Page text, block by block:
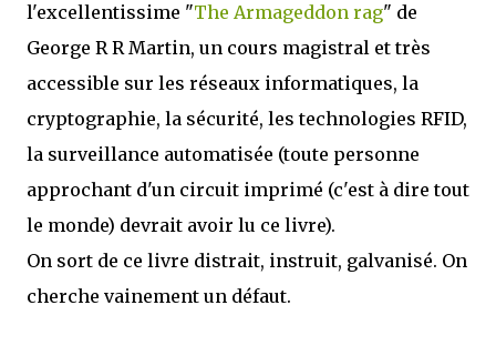
l'excellentissime "The Armageddon rag" de
George R R Martin, un cours magistral et très
accessible sur les réseaux informatiques, la
cryptographie, la sécurité, les technologies RFID,
la surveillance automatisée (toute personne
approchant d'un circuit imprimé (c'est à dire tout
le monde) devrait avoir lu ce livre).
On sort de ce livre distrait, instruit, galvanisé. On
cherche vainement un défaut.